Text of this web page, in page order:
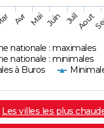
nationale : maximales
nationale : minimales
à Buros
Avr Mai Juin JuilAout
Les villes les plus